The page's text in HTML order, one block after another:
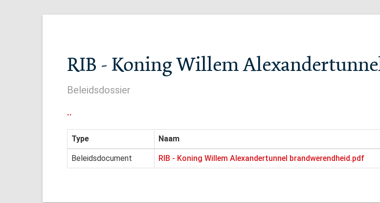
RIB - Koning Willem
Beleidsdossier
..
Type Naam
Beleidsdocument RIB - Koning Willem Alexandertunnel brandwerendheid.pdf